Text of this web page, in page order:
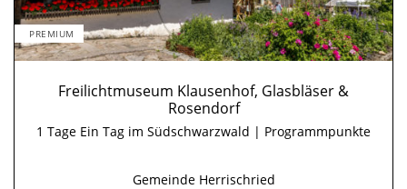
PREMIUM
Freilichtmuseum Klausenhof, Glasbläser &
Rosendorf
1 Tage Ein Tag im Südschwarzwald | Programmpunkte
Gemeinde Herrischried